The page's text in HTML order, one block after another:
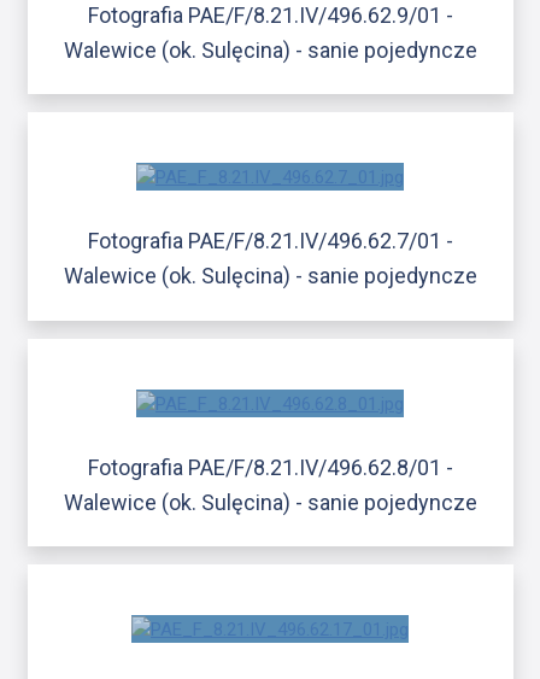
Fotografia PAE/F/8.21.IV/496.62.9/01 -
Walewice (ok. Sulęcina) - sanie pojedyncze
Fotografia PAE/F/8.21.IV/496.62.7/01 -
Walewice (ok. Sulęcina) - sanie pojedyncze
Fotografia PAE/F/8.21.IV/496.62.8/01 -
Walewice (ok. Sulęcina) - sanie pojedyncze